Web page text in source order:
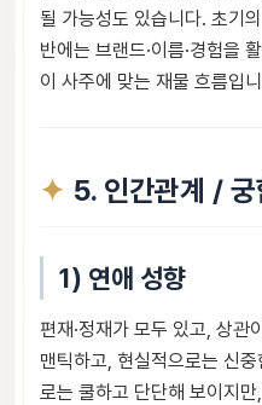
될 가능성도 있습니다. 초기
반에는 브랜드·이름·경험을
이 사주에 맞는 재물 흐름입
5. 인간관계 / 궁
1) 연애 성향
편재·정재가 모두 있고, 상관
맨틱하고, 현실적으로는 신
로는 쿨하고 단단해 보이지